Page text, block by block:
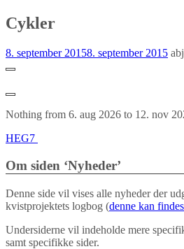
Cykler
8. september 20158. september 2015
Nothing from 6. aug 2026 to 12. nov
Indlægs
navigation
HEG7
Om siden ‘Nyheder’
Denne side vil vises alle nyheder der
kvistprojektets logbog (denne kan
Undersiderne vil indeholde mere
samt specifikke sider.